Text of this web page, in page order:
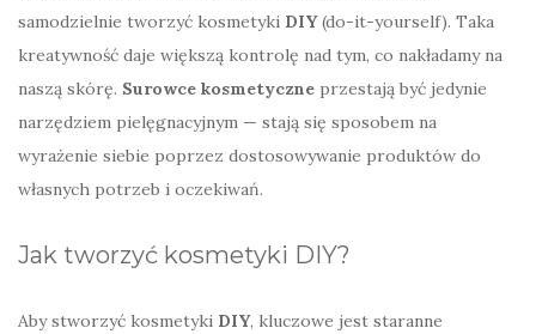
samodzielnie tworzyć kosmetyki DIY(do-it-yourself). Taka
kreatywność daje większą kontrolę nad tym, co nakładamy na
naszą skórę. Surowce kosmetyczne przestają być jedynie
narzędziem pielęgnacyjnym — stają się sposobem na
wyrażenie siebie poprzez dostosowywanie produktów do
własnych potrzeb i oczekiwań.
Jak tworzyć kosmetyki DIY?
Aby stworzyć kosmetyki DIY, kluczowe jest staranne